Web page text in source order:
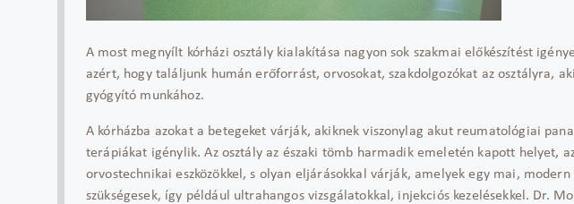
A most megnyílt kórházi osztály kialakítása nagyon sok szakmai előkészítést
azért, hogy találjunk humán erőforrást, orvosokat, szakdolgozókat az osztályra,
gyógyító munkához.
A kórházba azokat a betegeket várják, akiknek viszonylag akut reumatológiai
terápiákat igénylik. Az osztály az északi tömb harmadik emeletén kapott helyet,
orvostechnikai eszközökkel, s olyan eljárásokkal várják, amelyek egy mai,
szükségesek, így például ultrahangos vizsgálatokkal, injekciós kezelésekkel. Dr.